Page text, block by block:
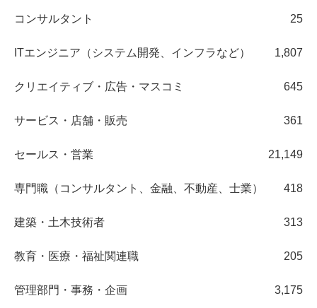
コンサルタント 25
ITエンジニア（システム開発、インフラなど） 1,807
クリエイティブ・広告・マスコミ 645
サービス・店舗・販売 361
セールス・営業 21,149
専門職（コンサルタント、金融、不動産、士業） 418
建築・土木技術者 313
教育・医療・福祉関連職 205
管理部門・事務・企画 3,175